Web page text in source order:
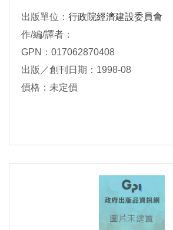
出版單位： 行政院經濟建設委員會
作/編/譯者：
GPN：017062870408
出版／創刊日期：1998-08
價格：未定價